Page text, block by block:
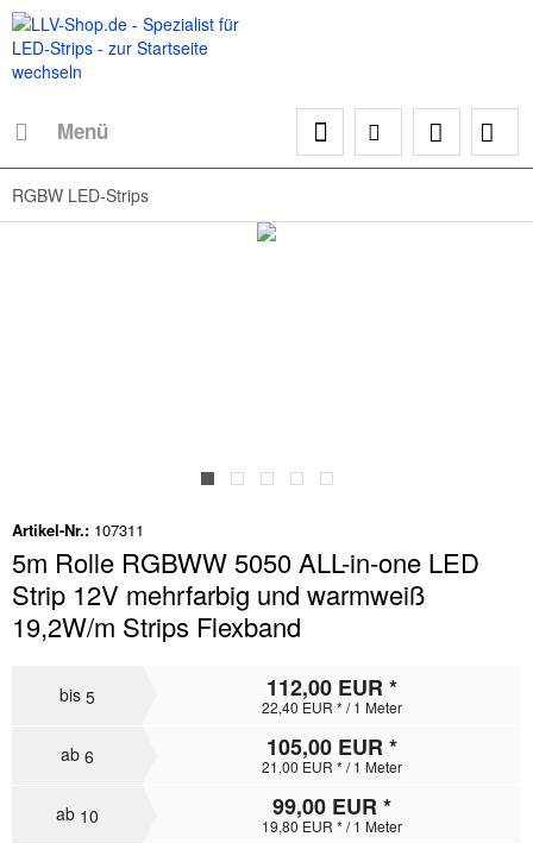
Menü
RGBW LED-Strips
Artikel-Nr.: 107311
5m Rolle RGBWW 5050 ALL-in-one LED
Strip 12V mehrfarbig und warmweiß
19,2W/m Strips Flexband
bis 5 112,00 EUR *
22,40 EUR * / 1 Meter
ab 6 105,00 EUR *
21,00 EUR * / 1 Meter
ab 10 99,00 EUR *
19,80 EUR * / 1 Meter